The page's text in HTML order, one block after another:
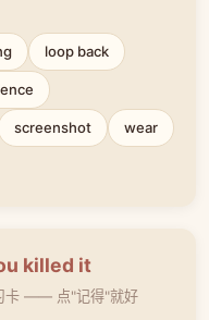
loop back
screenshot wear
killed it
卡 —— 点"记得"就好